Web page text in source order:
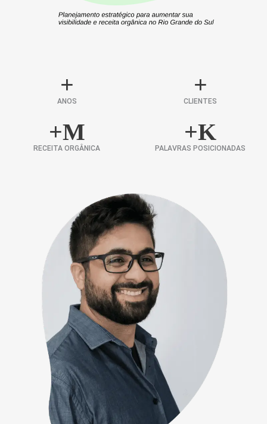
+
ANOS
+
CLIENTES
+M
RECEITA ORGÂNICA
+K
PALAVRAS POSICIONADAS